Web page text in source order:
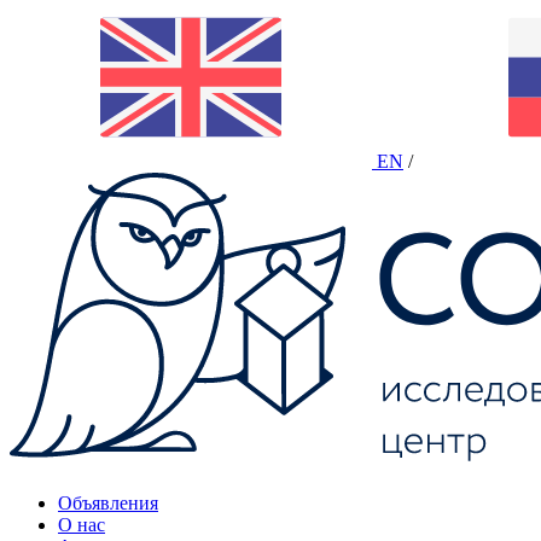
EN /
Объявления
О нас